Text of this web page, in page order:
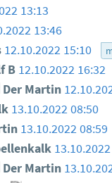
13:13
13:46
12.10.2022 15:10
B 12.10.2022 16:32
Der Martin
13.10.2022 08:50
13.10.2022 08:59
Der Martin